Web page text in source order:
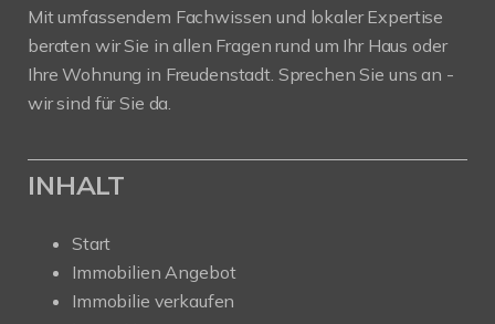
Mit umfassendem Fachwissen und lokaler Expertise
beraten wir Sie in allen Fragen rund um Ihr Haus oder
Ihre Wohnung in Freudenstadt. Sprechen Sie uns an -
wir sind für Sie da.
INHALT
Start
Immobilien Angebot
Immobilie verkaufen